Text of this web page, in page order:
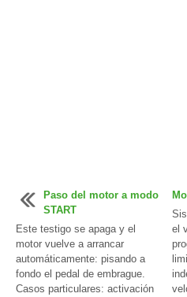
Paso del motor a modo
START
Este testigo se apaga y el
motor vuelve a arrancar
automáticamente: pisando a
fondo el pedal de embrague.
Casos particulares: activación
el